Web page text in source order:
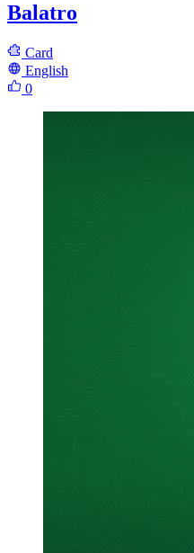
Balatro
Card
English
0